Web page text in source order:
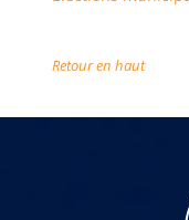
Retour en haut